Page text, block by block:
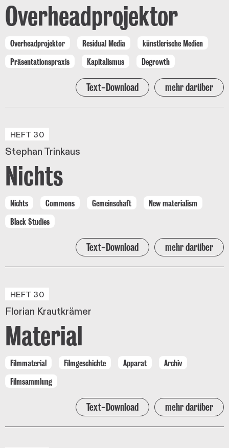
Overheadprojektor
Overheadprojektor Residual Media
künstlerische Medien
Präsentationspraxis
Kapitalismus Degrowth
Text-Download mehr darüber
HEFT 30
Stephan Trinkaus
Nichts
Nichts Commons Gemeinschaft
New materialism
Black Studies
Text-Download mehr darüber
HEFT 30
Florian Krautkrämer
Material
Filmmaterial Filmgeschichte Apparat
Archiv
Filmsammlung
Text-Download mehr darüber